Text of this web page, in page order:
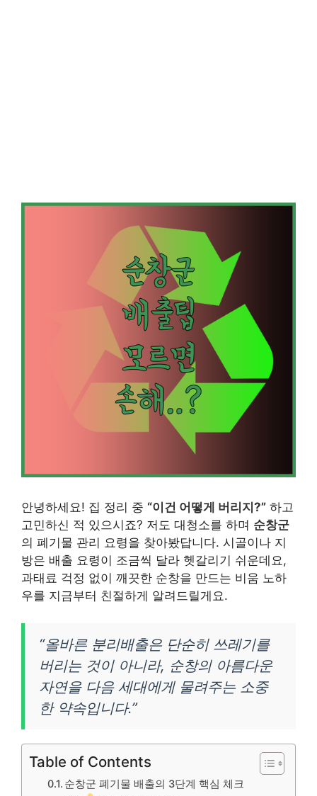
안녕하세요! 집 정리 중 “이건 어떻게 버리지?” 하고
고민하신 적 있으시죠? 저도 대청소를 하며 순창군
의 폐기물 관리 요령을 찾아봤답니다. 시골이나 지
방은 배출 요령이 조금씩 달라 헷갈리기 쉬운데요,
과태료 걱정 없이 깨끗한 순창을 만드는 비움 노하
우를 지금부터 친절하게 알려드릴게요.
“올바른 분리배출은 단순히 쓰레기를
버리는 것이 아니라, 순창의 아름다운
자연을 다음 세대에게 물려주는 소중
한 약속입니다.”
Table of Contents
순창군 폐기물 배출의 3단계 핵심 체크